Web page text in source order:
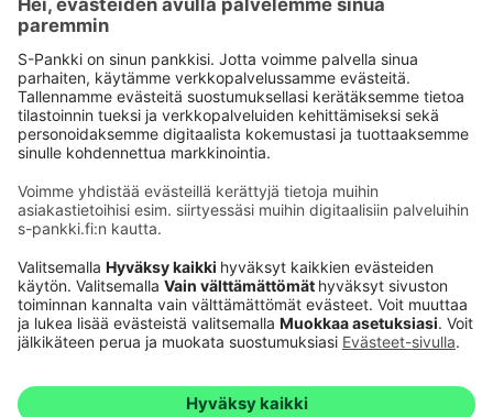
Käyttöehdot
Saavutettavuusseloste
Evästeet
Verkkopalvelujen käytön edellytykset